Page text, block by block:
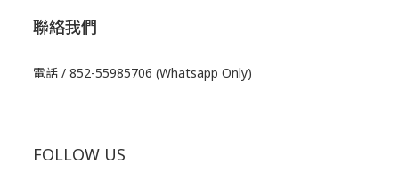
聯絡我們
電話 / 852-55985706 (Whatsapp Only)
FOLLOW US